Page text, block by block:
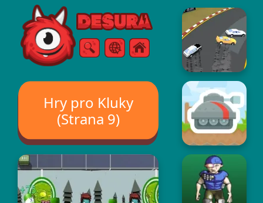
Free Online Games
Vyhledávání
Menu
Hry pro Kluky
(Strana 9)